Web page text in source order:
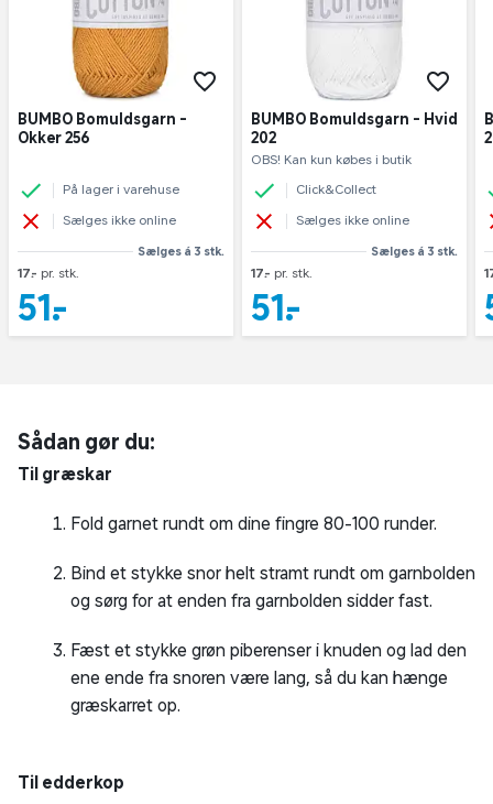
BUMBO Bomuldsgarn -
Okker 256
På lager i varehuse
Sælges ikke online
Sælges á 3 stk.
17,- pr. stk.
51,-
BUMBO Bomuldsgarn - Hvid
202
OBS! Kan kun købes i butik
Click&Collect
Sælges ikke online
Sælges á 3 stk.
17,- pr. stk.
51,-
Sådan gør du:
Til græskar
Fold garnet rundt om dine fingre 80-100 runder.
Bind et stykke snor helt stramt rundt om garnbolden
og sørg for at enden fra garnbolden sidder fast.
Fæst et stykke grøn piberenser i knuden og lad den
ene ende fra snoren være lang, så du kan hænge
græskarret op.
Til edderkop